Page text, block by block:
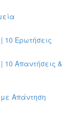
10 Ερωτήσεις
10 Απαντήσεις &
Απάντηση